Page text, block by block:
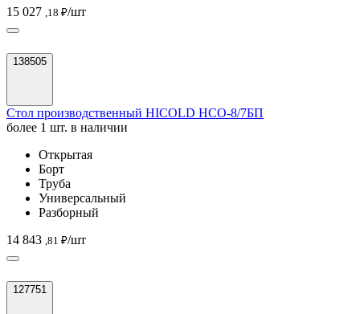
15 027 ,18 ₽/шт
138505
Стол производственный HICOLD НСО-8/7БП
более 1 шт. в наличии
Открытая
Борт
Труба
Универсальный
Разборный
14 843 ,81 ₽/шт
127751